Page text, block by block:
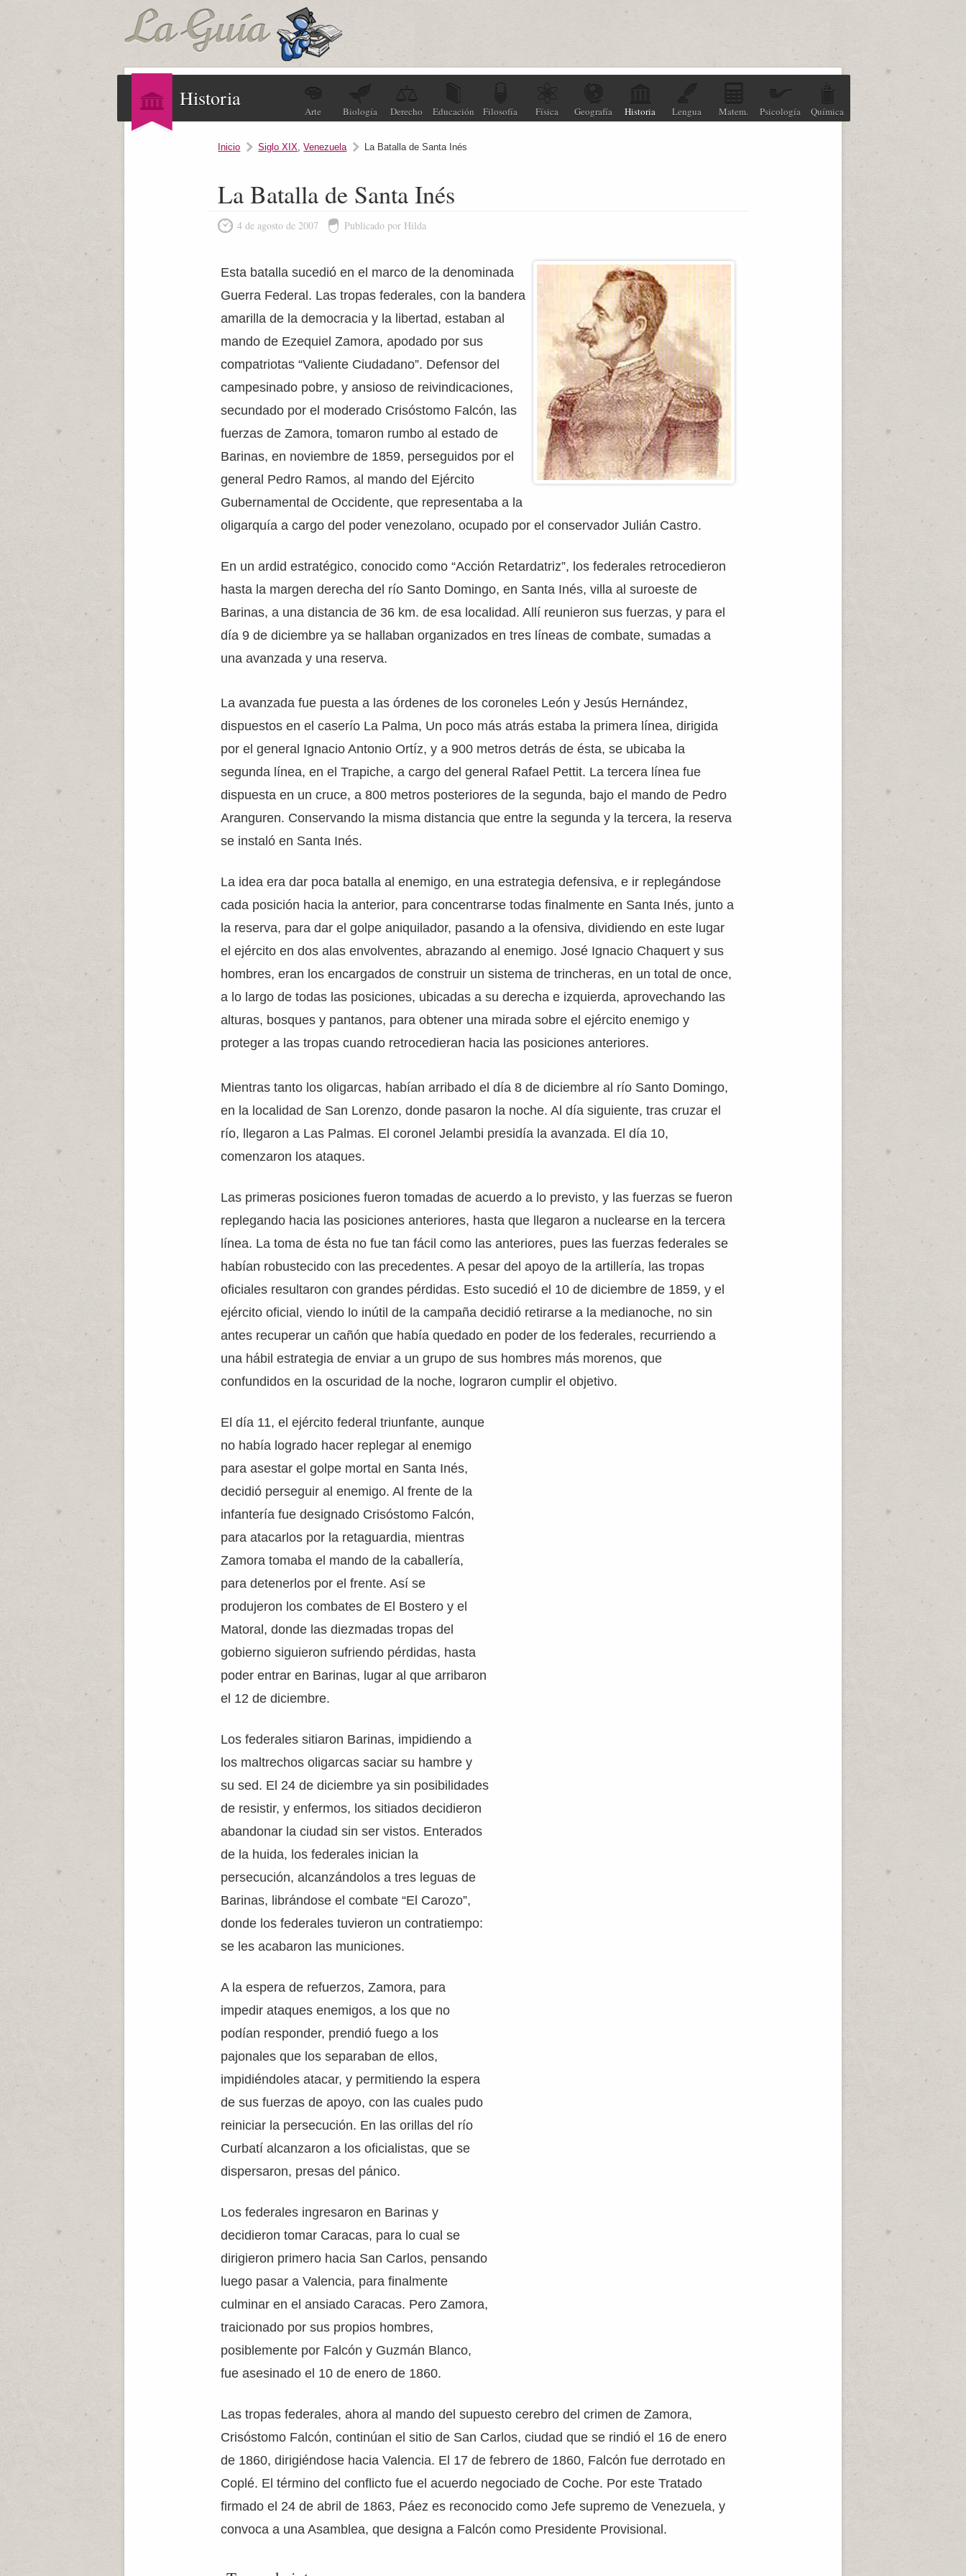
Historia
Arte Biología Derecho Educación Filosofía Física Geografía Historia Lengua Matem. Psicología Química
Inicio Siglo XIX,Venezuela La Batalla de Santa Inés
La Batalla de Santa Inés
4 de agosto de 2007 Publicado por Hilda
Esta batalla sucedió en el marco de la denominada
Guerra Federal. Las tropas federales, con la bandera
amarilla de la democracia y la libertad, estaban al
mando de Ezequiel Zamora, apodado por sus
compatriotas “Valiente Ciudadano”. Defensor del
campesinado pobre, y ansioso de reivindicaciones,
secundado por el moderado Crisóstomo Falcón, las
fuerzas de Zamora, tomaron rumbo al estado de
Barinas, en noviembre de 1859, perseguidos por el
general Pedro Ramos, al mando del Ejército
Gubernamental de Occidente, que representaba a la
oligarquía a cargo del poder venezolano, ocupado por el conservador Julián Castro.
En un ardid estratégico, conocido como “Acción Retardatriz”, los federales retrocedieron
hasta la margen derecha del río Santo Domingo, en Santa Inés, villa al suroeste de
Barinas, a una distancia de 36 km. de esa localidad. Allí reunieron sus fuerzas, y para el
día 9 de diciembre ya se hallaban organizados en tres líneas de combate, sumadas a
una avanzada y una reserva.
La avanzada fue puesta a las órdenes de los coroneles León y Jesús Hernández,
dispuestos en el caserío La Palma, Un poco más atrás estaba la primera línea, dirigida
por el general Ignacio Antonio Ortíz, y a 900 metros detrás de ésta, se ubicaba la
segunda línea, en el Trapiche, a cargo del general Rafael Pettit. La tercera línea fue
dispuesta en un cruce, a 800 metros posteriores de la segunda, bajo el mando de Pedro
Aranguren. Conservando la misma distancia que entre la segunda y la tercera, la reserva
se instaló en Santa Inés.
La idea era dar poca batalla al enemigo, en una estrategia defensiva, e ir replegándose
cada posición hacia la anterior, para concentrarse todas finalmente en Santa Inés, junto a
la reserva, para dar el golpe aniquilador, pasando a la ofensiva, dividiendo en este lugar
el ejército en dos alas envolventes, abrazando al enemigo. José Ignacio Chaquert y sus
hombres, eran los encargados de construir un sistema de trincheras, en un total de once,
a lo largo de todas las posiciones, ubicadas a su derecha e izquierda, aprovechando las
alturas, bosques y pantanos, para obtener una mirada sobre el ejército enemigo y
proteger a las tropas cuando retrocedieran hacia las posiciones anteriores.
Mientras tanto los oligarcas, habían arribado el día 8 de diciembre al río Santo Domingo,
en la localidad de San Lorenzo, donde pasaron la noche. Al día siguiente, tras cruzar el
río, llegaron a Las Palmas. El coronel Jelambi presidía la avanzada. El día 10,
comenzaron los ataques.
Las primeras posiciones fueron tomadas de acuerdo a lo previsto, y las fuerzas se fueron
replegando hacia las posiciones anteriores, hasta que llegaron a nuclearse en la tercera
línea. La toma de ésta no fue tan fácil como las anteriores, pues las fuerzas federales se
habían robustecido con las precedentes. A pesar del apoyo de la artillería, las tropas
oficiales resultaron con grandes pérdidas. Esto sucedió el 10 de diciembre de 1859, y el
ejército oficial, viendo lo inútil de la campaña decidió retirarse a la medianoche, no sin
antes recuperar un cañón que había quedado en poder de los federales, recurriendo a
una hábil estrategia de enviar a un grupo de sus hombres más morenos, que
confundidos en la oscuridad de la noche, lograron cumplir el objetivo.
El día 11, el ejército federal triunfante, aunque
no había logrado hacer replegar al enemigo
para asestar el golpe mortal en Santa Inés,
decidió perseguir al enemigo. Al frente de la
infantería fue designado Crisóstomo Falcón,
para atacarlos por la retaguardia, mientras
Zamora tomaba el mando de la caballería,
para detenerlos por el frente. Así se
produjeron los combates de El Bostero y el
Matoral, donde las diezmadas tropas del
gobierno siguieron sufriendo pérdidas, hasta
poder entrar en Barinas, lugar al que arribaron
el 12 de diciembre.
Los federales sitiaron Barinas, impidiendo a
los maltrechos oligarcas saciar su hambre y
su sed. El 24 de diciembre ya sin posibilidades
de resistir, y enfermos, los sitiados decidieron
abandonar la ciudad sin ser vistos. Enterados
de la huida, los federales inician la
persecución, alcanzándolos a tres leguas de
Barinas, librándose el combate “El Carozo”,
donde los federales tuvieron un contratiempo:
se les acabaron las municiones.
A la espera de refuerzos, Zamora, para
impedir ataques enemigos, a los que no
podían responder, prendió fuego a los
pajonales que los separaban de ellos,
impidiéndoles atacar, y permitiendo la espera
de sus fuerzas de apoyo, con las cuales pudo
reiniciar la persecución. En las orillas del río
Curbatí alcanzaron a los oficialistas, que se
dispersaron, presas del pánico.
Los federales ingresaron en Barinas y
decidieron tomar Caracas, para lo cual se
dirigieron primero hacia San Carlos, pensando
luego pasar a Valencia, para finalmente
culminar en el ansiado Caracas. Pero Zamora,
traicionado por sus propios hombres,
posiblemente por Falcón y Guzmán Blanco,
fue asesinado el 10 de enero de 1860.
Las tropas federales, ahora al mando del supuesto cerebro del crimen de Zamora,
Crisóstomo Falcón, continúan el sitio de San Carlos, ciudad que se rindió el 16 de enero
de 1860, dirigiéndose hacia Valencia. El 17 de febrero de 1860, Falcón fue derrotado en
Coplé. El término del conflicto fue el acuerdo negociado de Coche. Por este Tratado
firmado el 24 de abril de 1863, Páez es reconocido como Jefe supremo de Venezuela, y
convoca a una Asamblea, que designa a Falcón como Presidente Provisional.